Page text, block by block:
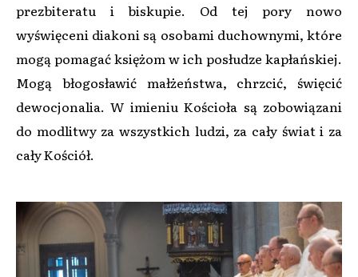
prezbiteratu i biskupie. Od tej pory nowo
wyświęceni diakoni są osobami duchownymi, które
mogą pomagać księżom w ich posłudze kapłańskiej.
Mogą błogosławić małżeństwa, chrzcić, święcić
dewocjonalia. W imieniu Kościoła są zobowiązani
do modlitwy za wszystkich ludzi, za cały świat i za
cały Kościół.